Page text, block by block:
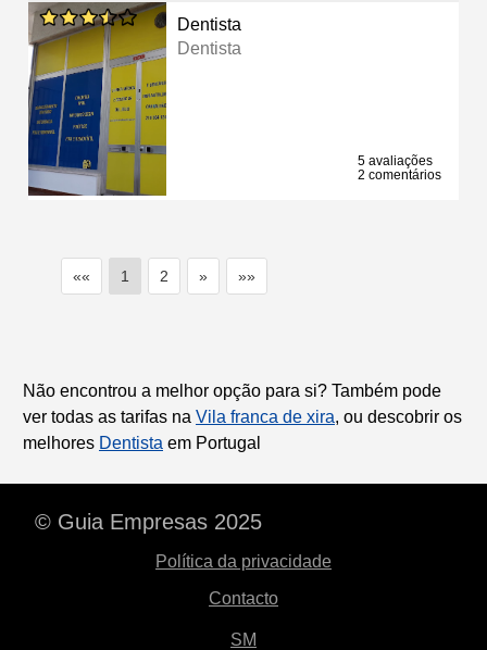
Dentista
Dentista
5 avaliações
2 comentários
«« 1 2 » »»
Não encontrou a melhor opção para si? Também pode
ver todas as tarifas na Vila franca de xira, ou descobrir os
melhores Dentista em Portugal
© Guia Empresas 2025
Política da privacidade
Contacto
SM